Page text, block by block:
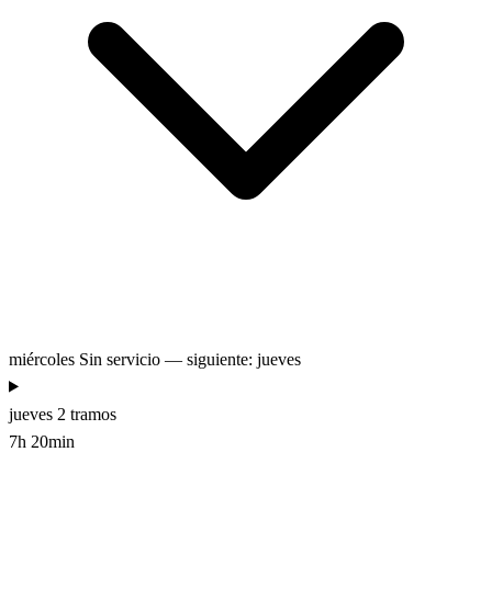
miércoles Sin servicio — siguiente: jueves
jueves 2 tramos
7h 20min